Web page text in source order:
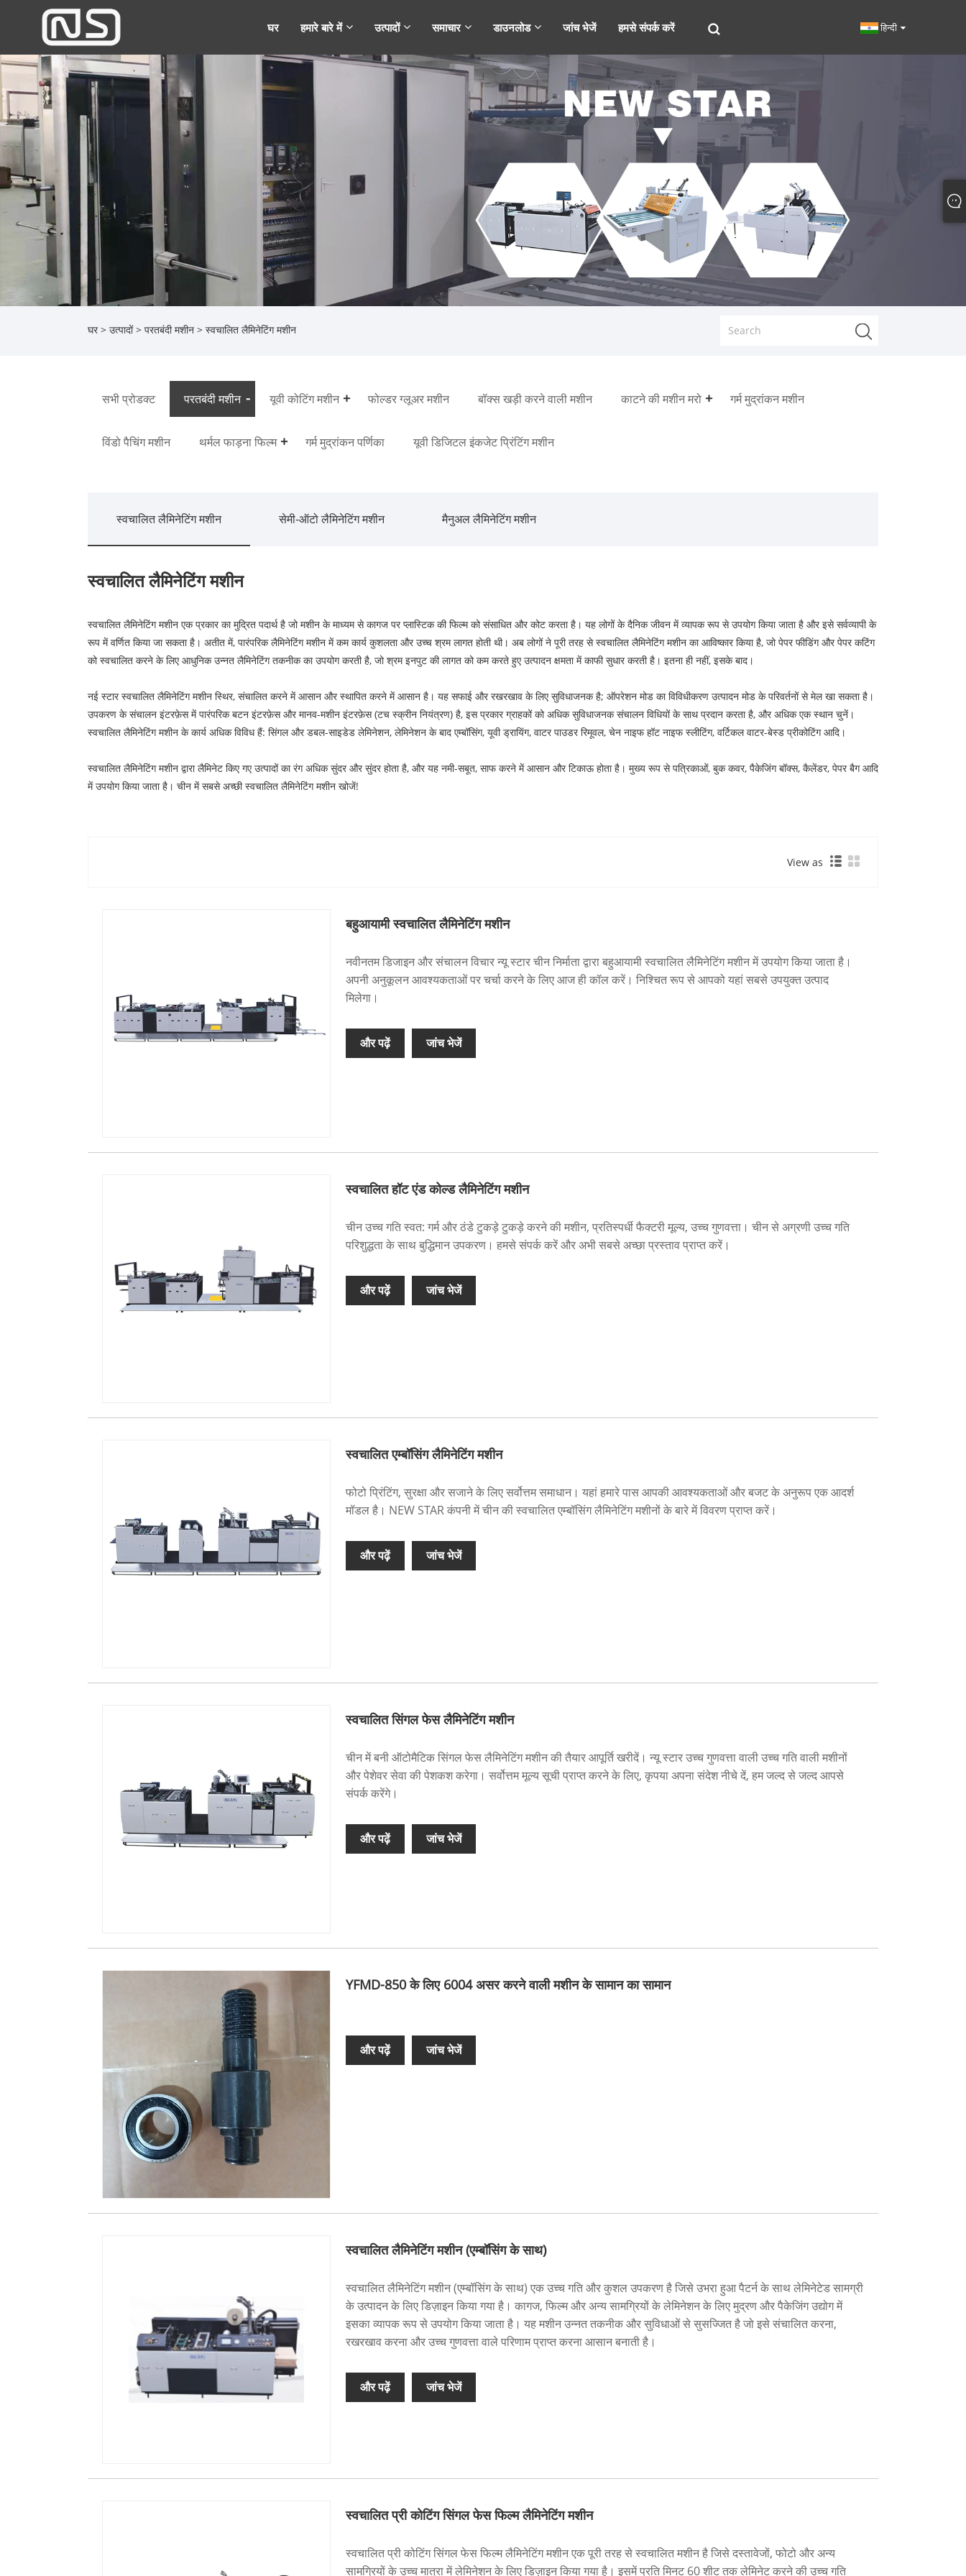
घर हमारे बारे में उत्पादों समाचार डाउनलोड जांच भेजें हमसे संपर्क करें हिन्दी
घर > उत्पादों> परतबंदी मशीन > स्वचालित लैमिनेटिंग मशीन
सभी प्रोडक्ट परतबंदी मशीन यूवी कोटिंग मशीन फोल्डर ग्लूअर मशीन बॉक्स खड़ी करने वाली मशीन काटने की मशीन मरो गर्म मुद्रांकन मशीन
विंडो पैचिंग मशीन थर्मल फाड़ना फिल्म गर्म मुद्रांकन पर्णिका यूवी डिजिटल इंकजेट प्रिंटिंग मशीन
स्वचालित लैमिनेटिंग मशीन सेमी-ऑटो लैमिनेटिंग मशीन मैनुअल लैमिनेटिंग मशीन
स्वचालित लैमिनेटिंग मशीन
स्वचालित लैमिनेटिंग मशीन एक प्रकार का मुद्रित पदार्थ है जो मशीन के माध्यम से कागज पर प्लास्टिक की फिल्म को संसाधित और कोट करता है। यह लोगों के दैनिक जीवन में व्यापक रूप से उपयोग किया जाता है और इसे सर्वव्यापी के
रूप में वर्णित किया जा सकता है। अतीत में, पारंपरिक लैमिनेटिंग मशीन में कम कार्य कुशलता और उच्च श्रम लागत होती थी। अब लोगों ने पूरी तरह से स्वचालित लैमिनेटिंग मशीन का आविष्कार किया है, जो पेपर फीडिंग और पेपर कटिंग
को स्वचालित करने के लिए आधुनिक उन्नत लैमिनेटिंग तकनीक का उपयोग करती है, जो श्रम इनपुट की लागत को कम करते हुए उत्पादन क्षमता में काफी सुधार करती है। इतना ही नहीं, इसके बाद।
नई स्टार स्वचालित लैमिनेटिंग मशीन स्थिर, संचालित करने में आसान और स्थापित करने में आसान है। यह सफाई और रखरखाव के लिए सुविधाजनक है; ऑपरेशन मोड का विविधीकरण उत्पादन मोड के परिवर्तनों से मेल खा सकता है।
उपकरण के संचालन इंटरफ़ेस में पारंपरिक बटन इंटरफ़ेस और मानव-मशीन इंटरफ़ेस (टच स्क्रीन नियंत्रण) है, इस प्रकार ग्राहकों को अधिक सुविधाजनक संचालन विधियों के साथ प्रदान करता है, और अधिक एक स्थान चुनें।
स्वचालित लैमिनेटिंग मशीन के कार्य अधिक विविध हैं: सिंगल और डबल-साइडेड लेमिनेशन, लेमिनेशन के बाद एम्बॉसिंग, यूवी ड्रायिंग, वाटर पाउडर रिमूवल, चेन नाइफ हॉट नाइफ स्लीटिंग, वर्टिकल वाटर-बेस्ड प्रीकोटिंग आदि।
स्वचालित लैमिनेटिंग मशीन द्वारा लैमिनेट किए गए उत्पादों का रंग अधिक सुंदर और सुंदर होता है, और यह नमी-सबूत, साफ करने में आसान और टिकाऊ होता है। मुख्य रूप से पत्रिकाओं, बुक कवर, पैकेजिंग बॉक्स, कैलेंडर, पेपर बैग आदि
में उपयोग किया जाता है। चीन में सबसे अच्छी स्वचालित लैमिनेटिंग मशीन खोजें!
View as
बहुआयामी स्वचालित लैमिनेटिंग मशीन
नवीनतम डिजाइन और संचालन विचार न्यू स्टार चीन निर्माता द्वारा बहुआयामी स्वचालित लैमिनेटिंग मशीन में उपयोग किया जाता है।
अपनी अनुकूलन आवश्यकताओं पर चर्चा करने के लिए आज ही कॉल करें। निश्चित रूप से आपको यहां सबसे उपयुक्त उत्पाद
मिलेगा।
और पढ़ें जांच भेजें
स्वचालित हॉट एंड कोल्ड लैमिनेटिंग मशीन
चीन उच्च गति स्वत: गर्म और ठंडे टुकड़े टुकड़े करने की मशीन, प्रतिस्पर्धी फैक्टरी मूल्य, उच्च गुणवत्ता। चीन से अग्रणी उच्च गति
परिशुद्धता के साथ बुद्धिमान उपकरण। हमसे संपर्क करें और अभी सबसे अच्छा प्रस्ताव प्राप्त करें।
और पढ़ें जांच भेजें
स्वचालित एम्बॉसिंग लैमिनेटिंग मशीन
फोटो प्रिंटिंग, सुरक्षा और सजाने के लिए सर्वोत्तम समाधान। यहां हमारे पास आपकी आवश्यकताओं और बजट के अनुरूप एक आदर्श
मॉडल है। NEW STAR कंपनी में चीन की स्वचालित एम्बॉसिंग लैमिनेटिंग मशीनों के बारे में विवरण प्राप्त करें।
और पढ़ें जांच भेजें
स्वचालित सिंगल फेस लैमिनेटिंग मशीन
चीन में बनी ऑटोमैटिक सिंगल फेस लैमिनेटिंग मशीन की तैयार आपूर्ति खरीदें। न्यू स्टार उच्च गुणवत्ता वाली उच्च गति वाली मशीनों
और पेशेवर सेवा की पेशकश करेगा। सर्वोत्तम मूल्य सूची प्राप्त करने के लिए, कृपया अपना संदेश नीचे दें, हम जल्द से जल्द आपसे
संपर्क करेंगे।
और पढ़ें जांच भेजें
YFMD-850 के लिए 6004 असर करने वाली मशीन के सामान का सामान
और पढ़ें जांच भेजें
स्वचालित लैमिनेटिंग मशीन (एम्बॉसिंग के साथ)
स्वचालित लैमिनेटिंग मशीन (एम्बॉसिंग के साथ) एक उच्च गति और कुशल उपकरण है जिसे उभरा हुआ पैटर्न के साथ लेमिनेटेड सामग्री
के उत्पादन के लिए डिज़ाइन किया गया है। कागज, फिल्म और अन्य सामग्रियों के लेमिनेशन के लिए मुद्रण और पैकेजिंग उद्योग में
इसका व्यापक रूप से उपयोग किया जाता है। यह मशीन उन्नत तकनीक और सुविधाओं से सुसज्जित है जो इसे संचालित करना,
रखरखाव करना और उच्च गुणवत्ता वाले परिणाम प्राप्त करना आसान बनाती है।
और पढ़ें जांच भेजें
स्वचालित प्री कोटिंग सिंगल फेस फिल्म लैमिनेटिंग मशीन
स्वचालित प्री कोटिंग सिंगल फेस फिल्म लैमिनेटिंग मशीन एक पूरी तरह से स्वचालित मशीन है जिसे दस्तावेजों, फोटो और अन्य
सामग्रियों के उच्च मात्रा में लेमिनेशन के लिए डिज़ाइन किया गया है। इसमें प्रति मिनट 60 शीट तक लेमिनेट करने की उच्च गति